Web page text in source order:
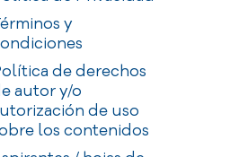
y
de derechos
autor y/o
de uso
los contenidos